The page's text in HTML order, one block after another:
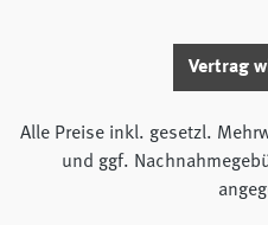
Vertrag
Alle Preise inkl. gesetzl.
und ggf.